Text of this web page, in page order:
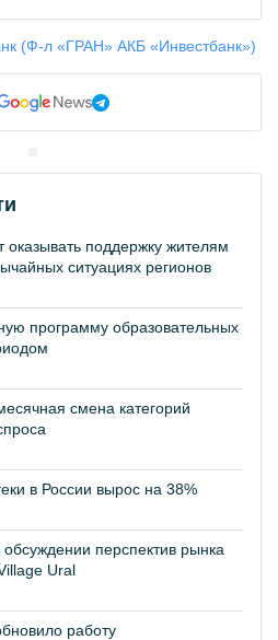
(Ф-л «ГРАН» АКБ «Инвестбанк»)
поддержку жителям
ситуациях регионов
программу образовательных
смена категорий
в России вырос на 38%
перспектив рынка
Ural
работу